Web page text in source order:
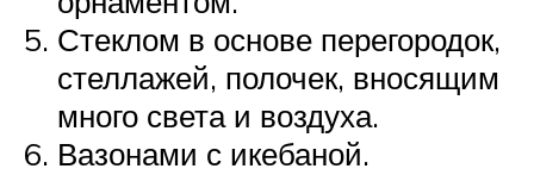
Стеклом в основе перегородок,
стеллажей, полочек, вносящим
много света и воздуха.
Вазонами с икебаной.